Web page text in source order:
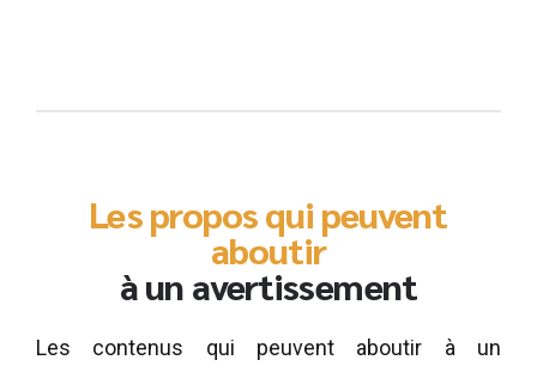
Les propos qui peuvent
aboutir
à un avertissement
Les contenus qui peuvent aboutir à un